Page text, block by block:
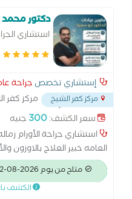
دكتور
استشاري
إستشاري تخصص جراحة
مركز كفر الشيخ
مركز كفر
والتعمير برج اغا أمام مسجد
سعر الكشف:300 جنيه
استشاري جراحة الأورام
العامه خبير العلاج
المصريه لجراحات الأورام .
في عديد من معاهد الأورام
القومي ومعهد ناصر
متاح من يوم 2026-08-12
الكشف